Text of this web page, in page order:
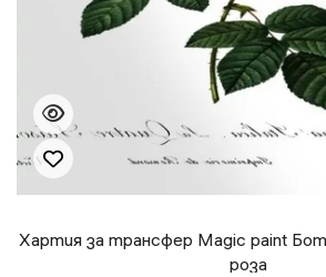
Хартия за трансфер Magic paint
роза